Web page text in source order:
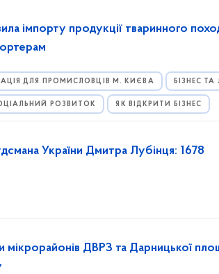
імпорту продукції тваринного
ДЛЯ ПРОМИСЛОВЦІВ М. КИЄВА БІЗНЕС ТА
РОЗВИТОК ЯК ВІДКРИТИ БІЗНЕС
України Дмитра Лубінця: 1678
мікрорайонів ДВРЗ та Дарницької